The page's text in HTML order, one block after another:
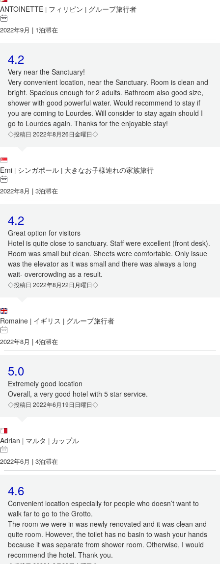
ANTOINETTE | フィリピン | グループ旅行者
2022年9月 | 1泊滞在
4.2
Very near the Sanctuary!
Very convenient location, near the Sanctuary. Room is clean and
bright. Spacious enough for 2 adults. Bathroom also good size,
shower with good powerful water. Would recommend to stay if
you are coming to Lourdes. Will consider to stay again should I
go to Lourdes again. Thanks for the enjoyable stay!
◇投稿日 2022年8月26日金曜日◇
Erni | シンガポール | 大きなお子様連れの家族旅行
2022年8月 | 3泊滞在
4.2
Great option for visitors
Hotel is quite close to sanctuary. Staff were excellent (front desk).
Room was small but clean. Sheets were comfortable. Only issue
was the elevator as it was small and there was always a long
wait- overcrowding as a result.
◇投稿日 2022年8月22日月曜日◇
Romaine | イギリス | グループ旅行者
2022年8月 | 4泊滞在
5.0
Extremely good location
Overall, a very good hotel with 5 star service.
◇投稿日 2022年6月19日日曜日◇
Adrian | マルタ | カップル
2022年6月 | 3泊滞在
4.6
Convenient location especially for people who doesn’t want to
walk far to go to the Grotto.
The room we were in was newly renovated and it was clean and
quite room. However, the toilet has no basin to wash your hands
because it was separate from shower room. Otherwise, I would
recommend the hotel. Thank you.